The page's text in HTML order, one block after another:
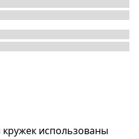
использованы